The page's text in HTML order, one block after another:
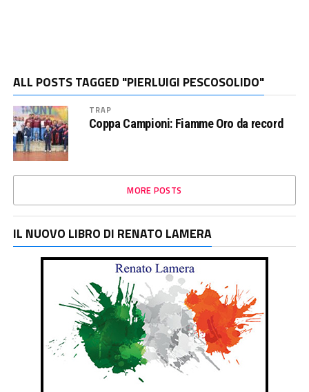
ALL POSTS TAGGED "PIERLUIGI PESCOSOLIDO"
TRAP
Coppa Campioni: Fiamme Oro da record
MORE POSTS
IL NUOVO LIBRO DI RENATO LAMERA